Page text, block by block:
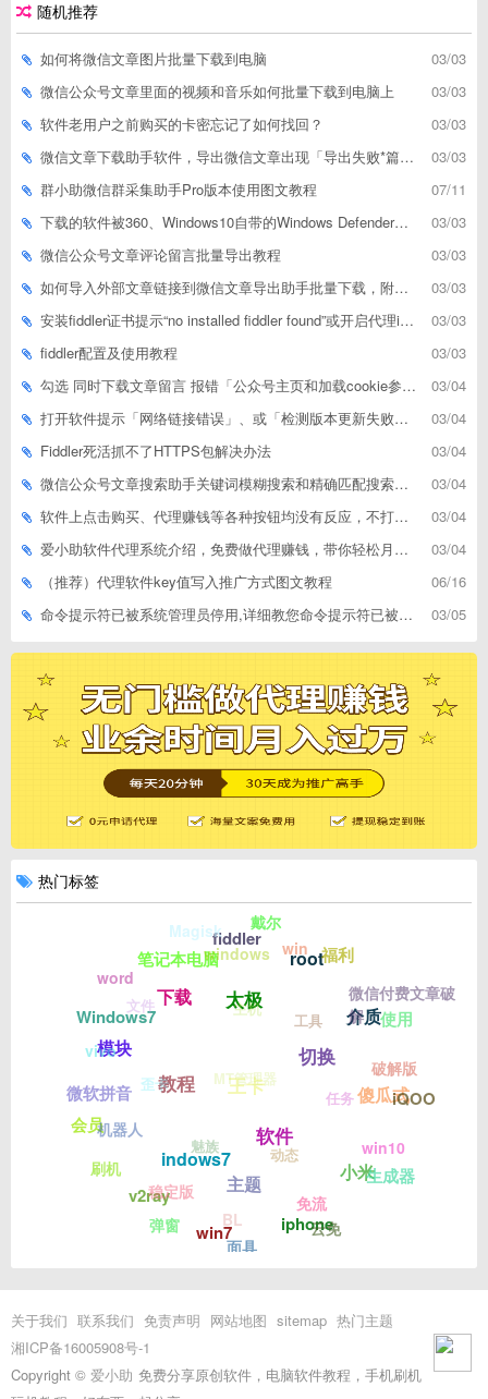
随机推荐
03/03
如何将微信文章图片批量下载到电脑
03/03
微信公众号文章里面的视频和音乐如何批量下载到电脑上
03/03
软件老用户之前购买的卡密忘记了如何找回？
03/03
微信文章下载助手软件，导出微信文章出现「导出失败*篇」如何解决
07/11
群小助微信群采集助手Pro版本使用图文教程
03/03
下载的软件被360、Windows10自带的Windows Defender、腾讯管家等杀毒软件误删了怎么解决
03/03
微信公众号文章评论留言批量导出教程
03/03
如何导入外部文章链接到微信文章导出助手批量下载，附上3种方式
03/03
安装fiddler证书提示“no installed fiddler found”或开启代理ip失败
03/03
fiddler配置及使用教程
03/04
勾选 同时下载文章留言 报错「公众号主页和加载cookie参数不能为空」
03/04
打开软件提示「网络链接错误」、或「检测版本更新失败」等网络问题解决方案
03/04
Fiddler死活抓不了HTTPS包解决办法
03/04
微信公众号文章搜索助手关键词模糊搜索和精确匹配搜索的区别
03/04
软件上点击购买、代理赚钱等各种按钮均没有反应，不打开相应网址怎么解决
03/04
爱小助软件代理系统介绍，免费做代理赚钱，带你轻松月收入过万
06/16
（推荐）代理软件key值写入推广方式图文教程
03/05
命令提示符已被系统管理员停用,详细教您命令提示符已被系统管理员停用怎么办
热门标签
王卡
教程
indows7
主题
软件
切换
太极
下载
模块
会员
v2ray
win7
iphone
小米
傻瓜式
介质
root
fiddler
笔记本电脑
Windows7
微软拼音
刷机
弹窗
面具
云免
生成器
iQOO
使用
福利
戴尔
Magisk
word
vivo
机器人
稳定版
BL
免流
win10
破解版
微信付费文章破
解
win
windows
文件
歪卡
魅族 动态
任务
工具
主机
MT管理器
关于我们 联系我们 免责声明 网站地图 sitemap 热门主题
湘ICP备16005908号-1
Copyright © 爱小助 免费分享原创软件，电脑软件教程，手机刷机